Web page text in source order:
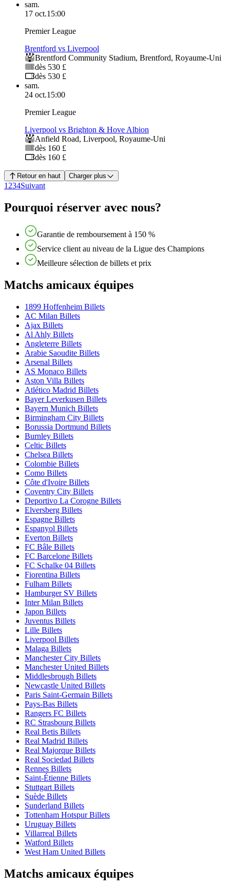
sam.
17 oct.15:00
Premier League
Brentford vs Liverpool
Brentford Community Stadium, Brentford, Royaume-Uni
dès 530 £
dès 530 £
sam.
24 oct.15:00
Premier League
Liverpool vs Brighton & Hove Albion
Anfield Road, Liverpool, Royaume-Uni
dès 160 £
dès 160 £
Retour en haut Charger plus
1 234Suivant
Pourquoi réserver avec nous?
Garantie de remboursement à 150 %
Service client au niveau de la Ligue des Champions
Meilleure sélection de billets et prix
Matchs amicaux équipes
1899 Hoffenheim Billets
AC Milan Billets
Ajax Billets
Al Ahly Billets
Angleterre Billets
Arabie Saoudite Billets
Arsenal Billets
AS Monaco Billets
Aston Villa Billets
Atlético Madrid Billets
Bayer Leverkusen Billets
Bayern Munich Billets
Birmingham City Billets
Borussia Dortmund Billets
Burnley Billets
Celtic Billets
Chelsea Billets
Colombie Billets
Como Billets
Côte d'Ivoire Billets
Coventry City Billets
Deportivo La Corogne Billets
Elversberg Billets
Espagne Billets
Espanyol Billets
Everton Billets
FC Bâle Billets
FC Barcelone Billets
FC Schalke 04 Billets
Fiorentina Billets
Fulham Billets
Hamburger SV Billets
Inter Milan Billets
Japon Billets
Juventus Billets
Lille Billets
Liverpool Billets
Malaga Billets
Manchester City Billets
Manchester United Billets
Middlesbrough Billets
Newcastle United Billets
Paris Saint-Germain Billets
Pays-Bas Billets
Rangers FC Billets
RC Strasbourg Billets
Real Betis Billets
Real Madrid Billets
Real Majorque Billets
Real Sociedad Billets
Rennes Billets
Saint-Étienne Billets
Stuttgart Billets
Suède Billets
Sunderland Billets
Tottenham Hotspur Billets
Uruguay Billets
Villarreal Billets
Watford Billets
West Ham United Billets
Matchs amicaux équipes